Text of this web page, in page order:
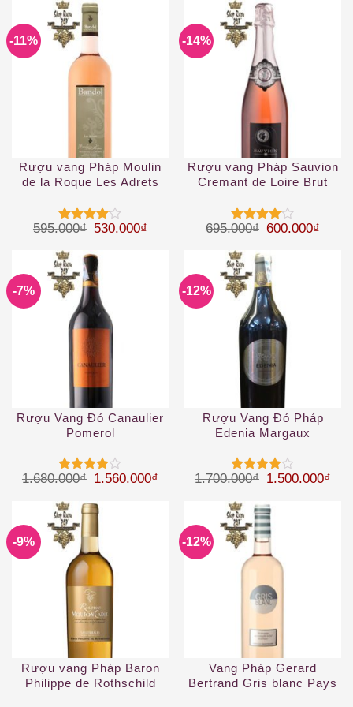
45 sao
sao
-11%
Rượu vang Pháp Moulin
de la Roque Les Adrets
Được
45 sao
595.000₫ Giá gốc là: 595.000₫.
530.000₫ Giá hiện tại là: 530.000₫.
-14%
Rượu vang Pháp Sauvion
Cremant de Loire Brut
Được
45 sao
695.000₫ Giá gốc là:
600.000₫
-7%
Rượu Vang Đỏ Canaulier
Pomerol
Được
45 sao
1.680.000₫ Giá gốc là: 1.680.000₫.
1.560.000₫ Giá hiện tại là: 1.560.000₫.
-12%
Rượu Vang Đỏ Pháp
Edenia Margaux
Được
45 sao
1.700.000₫ Giá gốc là:
1.500.000₫
-9%
Rượu vang Pháp Baron
Philippe de Rothschild
-12%
Vang Pháp Gerard
Bertrand Gris blanc Pays